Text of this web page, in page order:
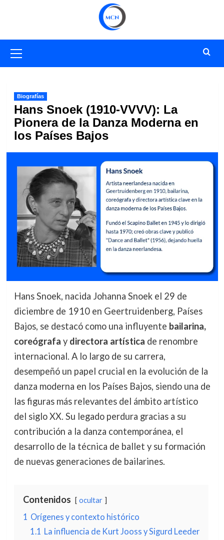
primario
Biografías
Hans Snoek (1910-VVVV): La
Pionera de la Danza Moderna en
los Países Bajos
Hans Snoek, nacida Johanna Snoek el 29 de
diciembre de 1910 en Geertruidenberg, Países
Bajos, se destacó como una influyente bailarina,
coreógrafa y directora artística de renombre
internacional. A lo largo de su carrera,
desempeñó un papel crucial en la evolución de la
danza moderna en los Países Bajos, siendo una de
las figuras más relevantes del ámbito artístico
del siglo XX. Su legado perdura gracias a su
contribución a la danza contemporánea, el
desarrollo de la técnica de ballet y su formación
de nuevas generaciones de bailarines.
Contenidos ocultar
1 Orígenes y contexto histórico
1.1 La influencia de Kurt Jooss y Sigurd Leeder